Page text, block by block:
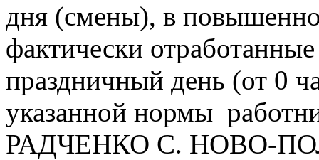
дня (смены), в
фактически
праздничный день (от 0
указанной нормы
РАДЧЕНКО С. НОВО-